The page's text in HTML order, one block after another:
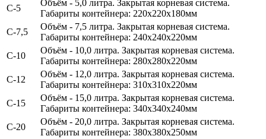
С-5
Объём - 5,0 литра. Закрытая корневая система.
Габариты контейнера: 220х220х180мм
С-7,5
Объём - 7,5 литра. Закрытая корневая система.
Габариты контейнера: 240х240х220мм
С-10
Объём - 10,0 литра. Закрытая корневая система.
Габариты контейнера: 280х280х220мм
С-12
Объём - 12,0 литра. Закрытая корневая система.
Габариты контейнера: 310х310х220мм
С-15
Объём - 15,0 литра. Закрытая корневая система.
Габариты контейнера: 340х340х240мм
С-20
Объём - 20,0 литра. Закрытая корневая система.
Габариты контейнера: 380х380х250мм